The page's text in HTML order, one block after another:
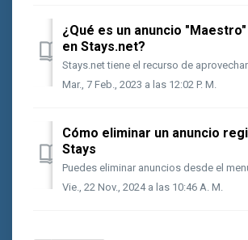
¿Qué es un anuncio
en Stays.net?
Mar., 7 Feb., 2023 a las 12:02 P. M.
Cómo eliminar un anuncio
Stays
Vie., 22 Nov., 2024 a las 10:46 A. M.